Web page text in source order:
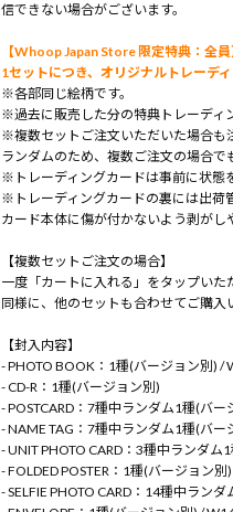
信できない場合がございます。
【Whoop Japan Store 限定特典：全員
1セットにつき、オリジナルトレーデ
※各部同じ絵柄です。
※過去に販売した分の特典トレーディ
※複数セットご注文いただいた場合も
ランダムのため、複数ご注文の場合で
※トレーディングカードは事前に状態
※トレーディングカードの裏には出荷
カード本体に傷が付かないよう剥がし
【複数セットご注文の場合】
一度「カートに入れる」をタップい
同様に、他のセットも合わせてご購入
【封入内容】
- PHOTO BOOK：1種(バージョン別) /
- CD-R：1種(バージョン別)
- POSTCARD：7種中ランダム1種(バ
- NAME TAG：7種中ランダム1種(バ
- UNIT PHOTO CARD：3種中ランダ
- FOLDED POSTER：1種(バージョン
- SELFIE PHOTO CARD：14種中ラン